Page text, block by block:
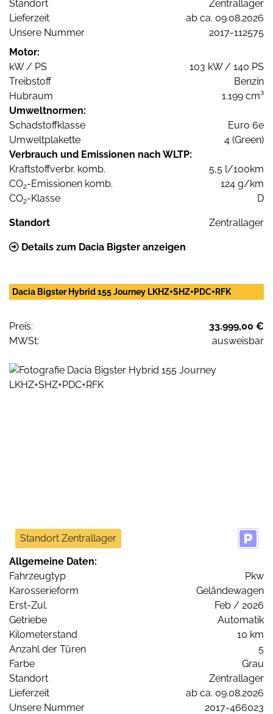
Standort
Zentrallager
Lieferzeit
ab ca. 09.08.2026
Unsere Nummer
2017-112575
Motor:
kW / PS
103 kW / 140 PS
Treibstoff
Benzin
Hubraum
1.199 cm³
Umweltnormen:
Schadstoffklasse
Euro 6e
Umweltplakette
4 (Green)
Verbrauch und Emissionen nach WLTP:
Kraftstoffverbr. komb.
5,5 l/100km
CO2-Emissionen komb.
124 g/km
CO2-Klasse D
Standort Zentrallager
Details zum Dacia Bigster anzeigen
Dacia Bigster Hybrid 155 Journey LKHZ+SHZ+PDC+RFK
Preis:
33.999,00 €
MWSt:
ausweisbar
Standort Zentrallager
Allgemeine Daten:
Fahrzeugtyp
Pkw
Karosserieform
Geländewagen
Erst-Zul.
Feb / 2026
Getriebe
Automatik
Kilometerstand
10 km
Anzahl der Türen
5
Farbe
Grau
Standort
Zentrallager
Lieferzeit
ab ca. 09.08.2026
Unsere Nummer
2017-466023